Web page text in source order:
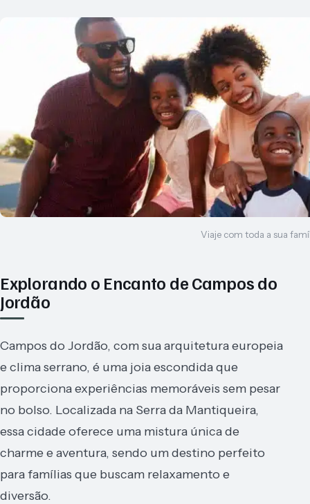
Viaje com toda a sua
Explorando o Encanto de Campos do
Jordão
Campos do Jordão, com sua arquitetura europeia
e clima serrano, é uma joia escondida que
proporciona experiências memoráveis sem pesar
no bolso. Localizada na Serra da Mantiqueira,
essa cidade oferece uma mistura única de
charme e aventura, sendo um destino perfeito
para famílias que buscam relaxamento e
diversão.